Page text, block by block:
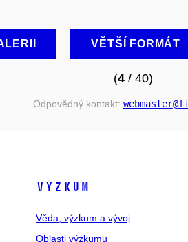
VĚTŠÍ FORMÁT
(4/ 40)
Odpovědný kontakt: webmaster@fi
VÝZKUM
Věda, výzkum a vývoj
Oblasti výzkumu